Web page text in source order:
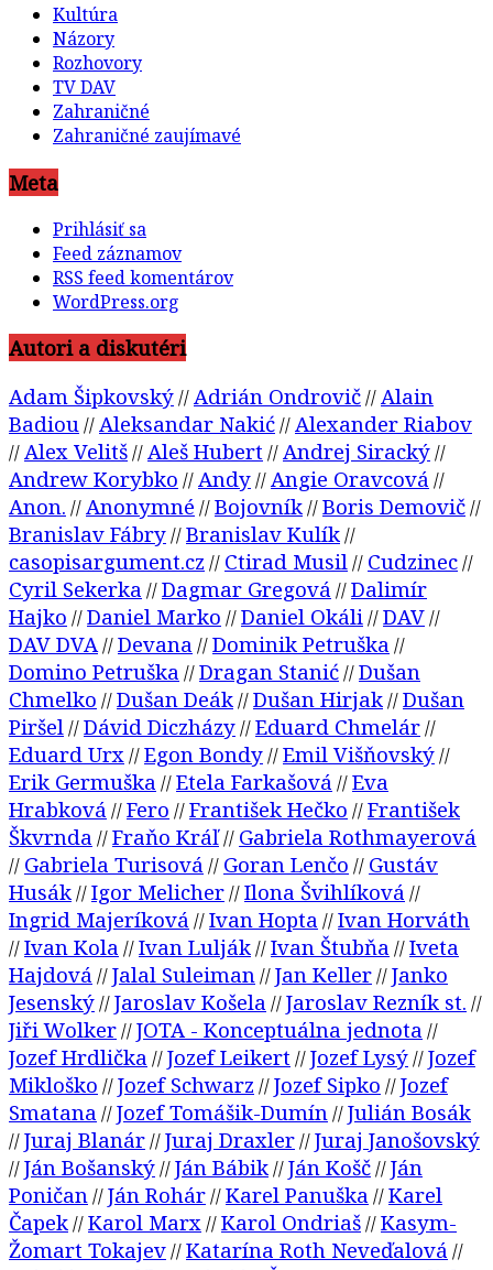
Kultúra
Názory
Rozhovory
TV DAV
Zahraničné
Zahraničné zaujímavé
Meta
Prihlásiť sa
Feed záznamov
RSS feed komentárov
WordPress.org
Autori a diskutéri
Adam Šipkovský//Adrián Ondrovič//Alain
Badiou//Aleksandar Nakić//Alexander Riabov
//Alex Velitš//Aleš Hubert//Andrej Siracký//
Andrew Korybko //Andy//Angie Oravcová //
Anon. //Anonymné //Bojovník//Boris Demovič//
Branislav Fábry//Branislav Kulík//
casopisargument.cz // Ctirad Musil// Cudzinec//
Cyril Sekerka //Dagmar Gregová //Dalimír
Hajko //Daniel Marko //Daniel Okáli//DAV//
DAV DVA//Devana //Dominik Petruška //
Domino Petruška //Dragan Stanić//Dušan
Chmelko //Dušan Deák//Dušan Hirjak//Dušan
Piršel//Dávid Diczházy//Eduard Chmelár//
Eduard Urx//Egon Bondy//Emil Višňovský//
Erik Germuška //Etela Farkašová //Eva
Hrabková //Fero //František Hečko //František
Škvrnda //Fraňo Kráľ// Gabriela Rothmayerová
// Gabriela Turisová // Goran Lenčo // Gustáv
Husák//Igor Melicher//Ilona Švihlíková //
Ingrid Majeríková //Ivan Hopta //Ivan Horváth
//Ivan Kola //Ivan Lulják//Ivan Štubňa //Iveta
Hajdová //Jalal Suleiman//Jan Keller//Janko
Jesenský//Jaroslav Košela //Jaroslav Rezník st. //
Jiři Wolker//JOTA - Konceptuálna jednota //
Jozef Hrdlička //Jozef Leikert//Jozef Lysý//Jozef
Mikloško //Jozef Schwarz //Jozef Sipko //Jozef
Smatana //Jozef Tomášik-Dumín//Julián Bosák
//Juraj Blanár//Juraj Draxler//Juraj Janošovský
//Ján Bošanský//Ján Bábik//Ján Košč//Ján
Poničan//Ján Rohár//Karel Panuška //Karel
Čapek//Karol Marx//Karol Ondriaš//Kasym-
Žomart Tokajev//Katarína Roth Neveďalová //